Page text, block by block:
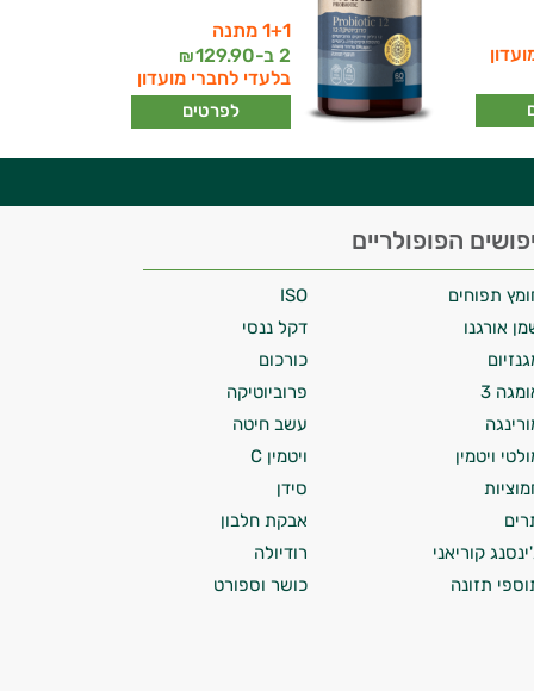
1+1 מתנה
2 ב-
129.90
₪
בלעדי לחברי מועדון
לפרטים
הפופולריים
תפוחים
ISO
אורגנו
דקל ננסי
כורכום
3
פרוביוטיקה
עשב חיטה
ויטמין
ויטמין C
סידן
אבקת חלבון
קוריאני
רודיולה
תזונה
כושר וספורט